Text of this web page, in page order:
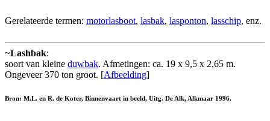
Gerelateerde termen: motorlasboot, lasbak, lasponton, lasschip, enz.
~Lashbak:
soort van kleine duwbak. Afmetingen: ca. 19 x 9,5 x 2,65 m.
Ongeveer 370 ton groot. [Afbeelding]
Bron: M.L. en R. de Koter, Binnenvaart in beeld, Uitg. De Alk, Alkmaar 1996.